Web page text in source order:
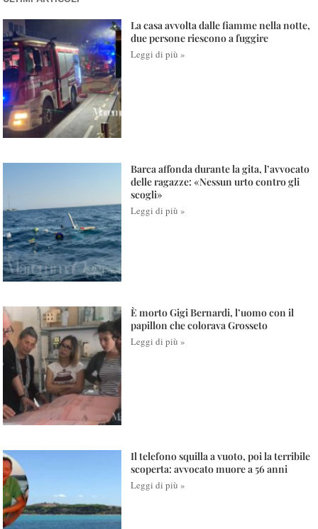
La casa avvolta dalle fiamme nella notte,
due persone riescono a fuggire
Leggi di più »
Barca affonda durante la gita, l’avvocato
delle ragazze: «Nessun urto contro gli
scogli»
Leggi di più »
È morto Gigi Bernardi, l’uomo con il
papillon che colorava Grosseto
Leggi di più »
Il telefono squilla a vuoto, poi la terribile
scoperta: avvocato muore a 56 anni
Leggi di più »